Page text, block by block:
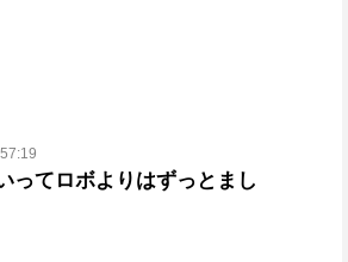
ってロボよりはずっとまし